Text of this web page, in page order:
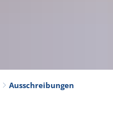
Ausschreibungen